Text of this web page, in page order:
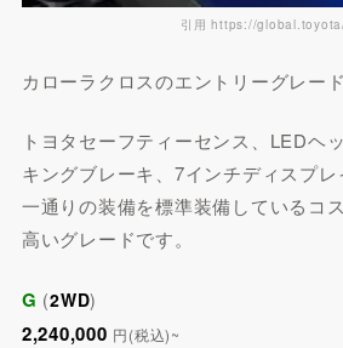
引用 https://
カローラクロスのエントリーグレー
トヨタセーフティーセンス、LEDヘ
キングブレーキ、7インチディスプレ
一通りの装備を標準装備しているコ
高いグレードです。
G (2WD)
2,240,000 円(税込)~